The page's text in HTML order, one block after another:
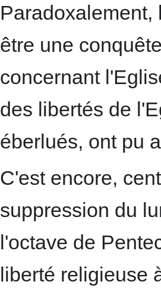
être une
concernant
des libertés de
éberlués, ont pu
C'est encore,
suppression du
l'octave de
liberté religieuse